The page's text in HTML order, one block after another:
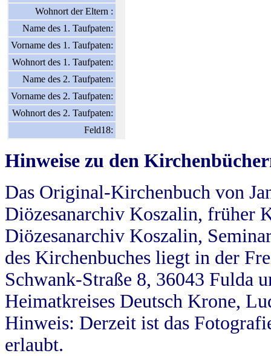
Wohnort der Eltern :
Name des 1. Taufpaten:
Vorname des 1. Taufpaten:
Wohnort des 1. Taufpaten:
Name des 2. Taufpaten:
Vorname des 2. Taufpaten:
Wohnort des 2. Taufpaten:
Feld18:
Hinweise zu den
Das Original-Kirchenbuch von
Diözesanarchiv Koszalin, früher
Diözesanarchiv Koszalin,
des Kirchenbuches liegt in der
Schwank-Straße 8, 36043 Fulda
Heimatkreises Deutsch Krone,
Hinweis: Derzeit ist das
erlaubt.